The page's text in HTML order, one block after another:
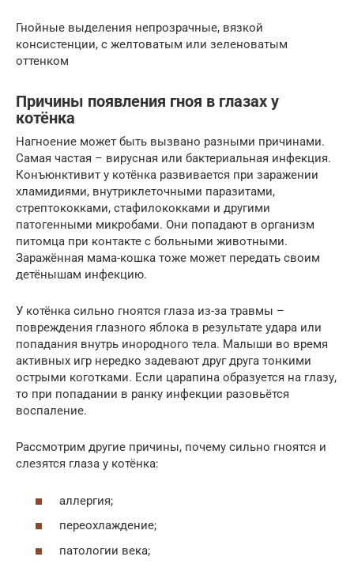
Гнойные выделения непрозрачные, вязкой
консистенции, с желтоватым или зеленоватым
оттенком
Причины появления гноя в глазах у
котёнка
Нагноение может быть вызвано разными причинами.
Самая частая – вирусная или бактериальная инфекция.
Конъюнктивит у котёнка развивается при заражении
хламидиями, внутриклеточными паразитами,
стрептококками, стафилококками и другими
патогенными микробами. Они попадают в организм
питомца при контакте с больными животными.
Заражённая мама-кошка тоже может передать своим
детёнышам инфекцию.
У котёнка сильно гноятся глаза из-за травмы –
повреждения глазного яблока в результате удара или
попадания внутрь инородного тела. Малыши во время
активных игр нередко задевают друг друга тонкими
острыми коготками. Если царапина образуется на глазу,
то при попадании в ранку инфекции разовьётся
воспаление.
Рассмотрим другие причины, почему сильно гноятся и
слезятся глаза у котёнка:
аллергия;
переохлаждение;
патологии века;